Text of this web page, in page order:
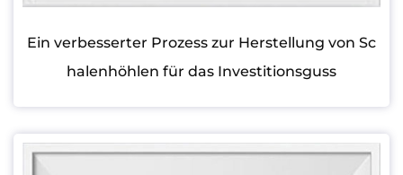
Ein verbesserter Prozess zur Herstellung von Sc
halenhöhlen für das Investitionsguss